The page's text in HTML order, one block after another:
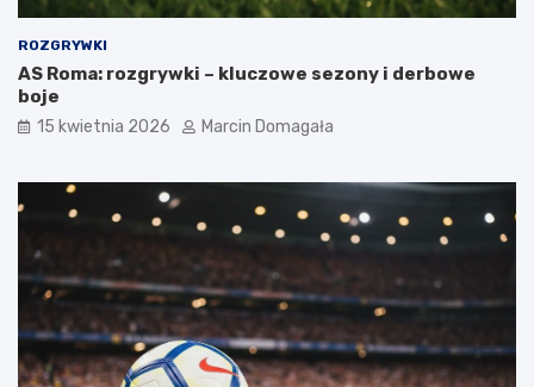
ROZGRYWKI
AS Roma: rozgrywki – kluczowe sezony i derbowe
boje
15 kwietnia 2026 Marcin Domagała